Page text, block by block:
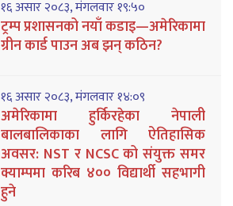
१६ असार २०८३, मंगलवार १९:५०
ट्रम्प प्रशासनको नयाँ कडाइ—अमेरिकामा
ग्रीन कार्ड पाउन अब झन् कठिन?
१६ असार २०८३, मंगलवार १४:०९
अमेरिकामा हुर्किरहेका नेपाली
बालबालिकाका लागि ऐतिहासिक
अवसर: NST र NCSC को संयुक्त समर
क्याम्पमा करिब ४०० विद्यार्थी सहभागी
हुने